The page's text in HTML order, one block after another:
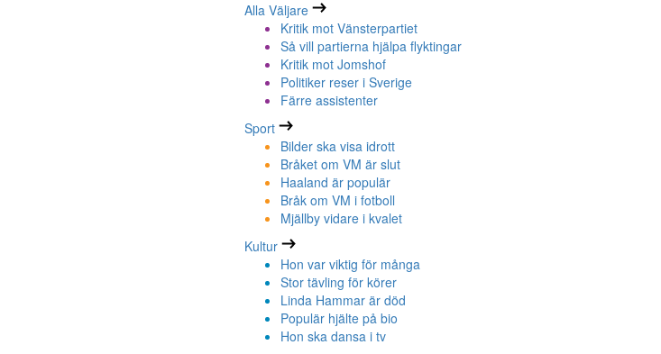
Alla Väljare
Kritik mot Vänsterpartiet
Så vill partierna hjälpa flyktingar
Kritik mot Jomshof
Politiker reser i Sverige
Färre assistenter
Sport
Bilder ska visa idrott
Bråket om VM är slut
Haaland är populär
Bråk om VM i fotboll
Mjällby vidare i kvalet
Kultur
Hon var viktig för många
Stor tävling för körer
Linda Hammar är död
Populär hjälte på bio
Hon ska dansa i tv